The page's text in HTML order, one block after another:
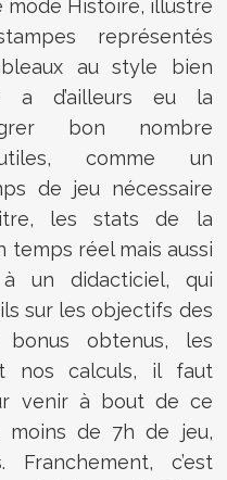
mode Histoire, illustré
représentés
au style bien
a d’ailleurs eu la
bon nombre
comme un
de jeu nécessaire
les stats de la
temps réel mais aussi
à un didacticiel, qui
sur les objectifs des
obtenus, les
nos calculs, il faut
venir à bout de ce
de 7h de jeu,
Franchement, c’est